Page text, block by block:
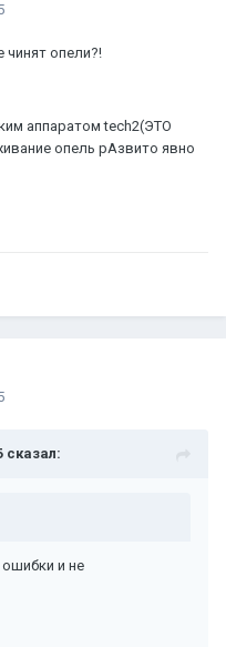
чинят опели?!
аппаратом tech2(ЭТО
опель рАзвито явно
сказал:
ошибки и не